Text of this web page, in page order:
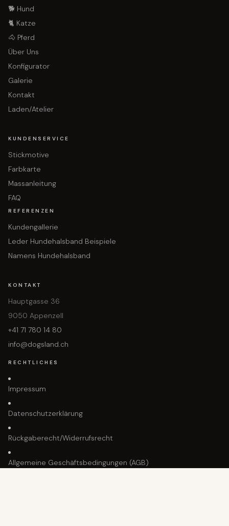
🐕 Hund
🐈 Katze
🐴 Pferd
Über Uns
Konfigurator
Galerie
Kontakt
Laden/Atelier
KUNDENSERVICE
Stickmotive
Farbkarte
Massanleitung
FAQ
REFERENZEN
Kundengallerie
Leder Hundehalsband Beispiele
Namens Hundehalsband
KONTAKT
Hauptgasse 36
9050 Appenzell
+41 71 780 14 80
info@dogsland.ch
RECHTLICHES
Impressum
Datenschutzerklärung
Rückgaberecht/Widerrufsrecht
Allgemeine Geschäftsbedingungen (AGB)
Dein Produkt wartet